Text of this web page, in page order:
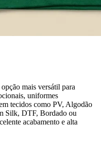
mais versátil para
uniformes
tecidos como PV, Algodão
Silk, DTF, Bordado ou
acabamento e alta